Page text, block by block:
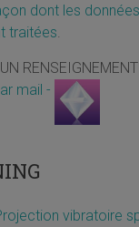
dont les
traitées
mail -
vibratoire